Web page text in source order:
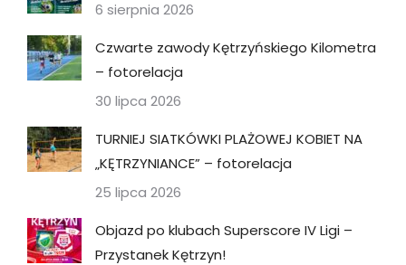
6 sierpnia 2026
Czwarte zawody Kętrzyńskiego Kilometra
– fotorelacja
30 lipca 2026
TURNIEJ SIATKÓWKI PLAŻOWEJ KOBIET NA
„KĘTRZYNIANCE” – fotorelacja
25 lipca 2026
Objazd po klubach Superscore IV Ligi –
Przystanek Kętrzyn!